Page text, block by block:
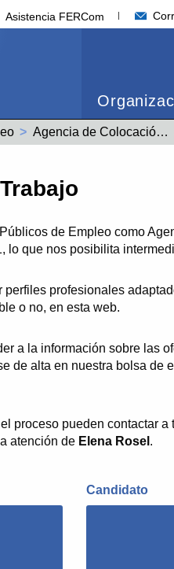
Asistencia FERCom
Agencia de Colocación (Ofertas y demandas de empleo)
de Empleo como
lo que nos posibilita
profesionales
o no, en esta web.
a la información sobre las
de alta en nuestra bolsa de
proceso pueden contactar
atención de Elena Rosel .
Candidato